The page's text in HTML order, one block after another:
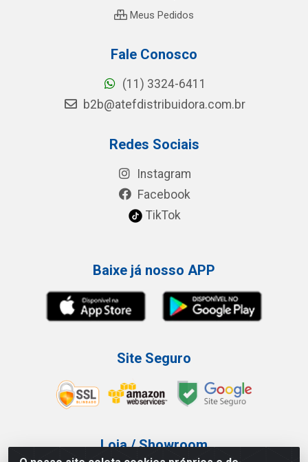
Meus Pedidos
Fale Conosco
(11) 3324-6411
b2b@atefdistribuidora.com.br
Redes Sociais
Instagram
Facebook
TikTok
Baixe já nosso APP
Site Seguro
Loja / Showroom